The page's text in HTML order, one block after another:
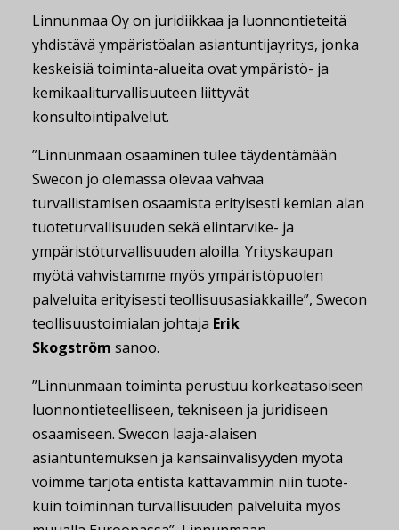
Linnunmaa Oy on juridiikkaa ja luonnontieteitä
yhdistävä ympäristöalan asiantuntijayritys, jonka
keskeisiä toiminta-alueita ovat ympäristö- ja
kemikaaliturvallisuuteen liittyvät
konsultointipalvelut.
”Linnunmaan osaaminen tulee täydentämään
Swecon jo olemassa olevaa vahvaa
turvallistamisen osaamista erityisesti kemian alan
tuoteturvallisuuden sekä elintarvike- ja
ympäristöturvallisuuden aloilla. Yrityskaupan
myötä vahvistamme myös ympäristöpuolen
palveluita erityisesti teollisuusasiakkaille”, Swecon
teollisuustoimialan johtaja Erik
Skogström sanoo.
”Linnunmaan toiminta perustuu korkeatasoiseen
luonnontieteelliseen, tekniseen ja juridiseen
osaamiseen. Swecon laaja-alaisen
asiantuntemuksen ja kansainvälisyyden myötä
voimme tarjota entistä kattavammin niin tuote-
kuin toiminnan turvallisuuden palveluita myös